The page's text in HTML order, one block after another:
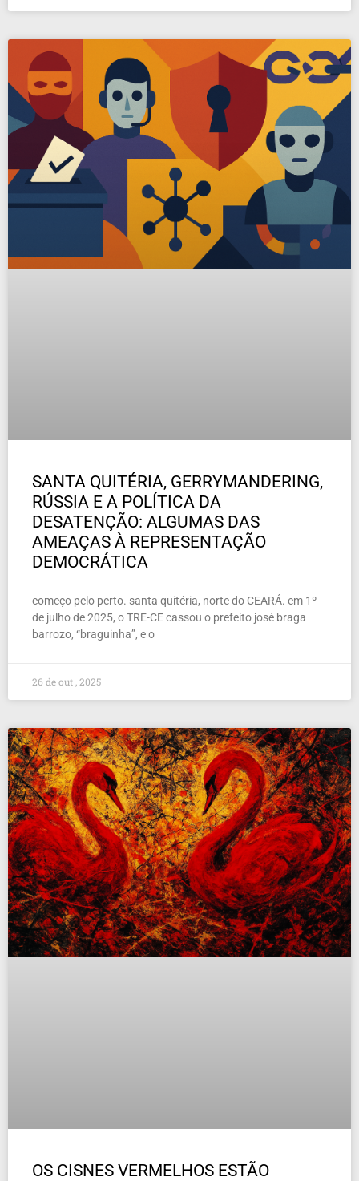
SANTA QUITÉRIA, GERRYMANDERING,
RÚSSIA E A POLÍTICA DA
DESATENÇÃO: ALGUMAS DAS
AMEAÇAS À REPRESENTAÇÃO
DEMOCRÁTICA
começo pelo perto. santa quitéria, norte do CEARÁ. em 1º
de julho de 2025, o TRE-CE cassou o prefeito josé braga
barrozo, “braguinha”, e o
26 de out , 2025
OS CISNES VERMELHOS ESTÃO